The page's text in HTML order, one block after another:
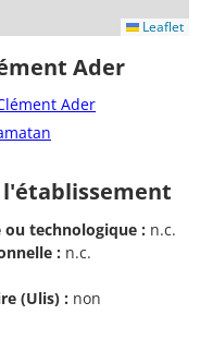
Leaflet
Ader
Ader
l'établissement
ou technologique : n.c.
: n.c.
(Ulis) : non